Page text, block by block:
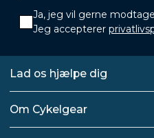
Ja, jeg vil gerne
Jeg accepterer
Lad os hjælpe dig
Om Cykelgear